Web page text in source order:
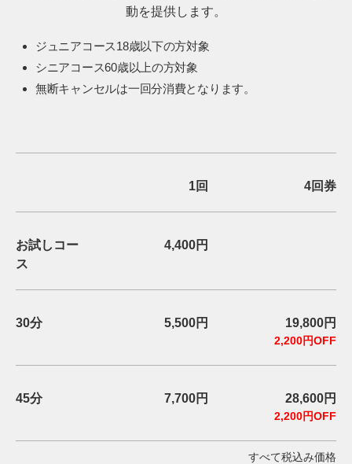
動を提供します。
ジュニアコース18歳以下の方対象
シニアコース60歳以上の方対象
無断キャンセルは一回分消費となります。
1回 4回券
お試しコー
ス
4,400円
30分 5,500円 19,800円
2,200円OFF
45分 7,700円 28,600円
2,200円OFF
すべて税込み価格